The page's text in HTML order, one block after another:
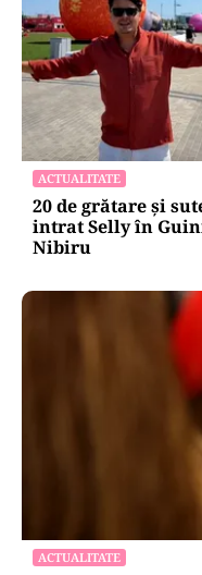
ACTUALITATE
20 de grătare și
intrat Selly în
Nibiru
ACTUALITATE